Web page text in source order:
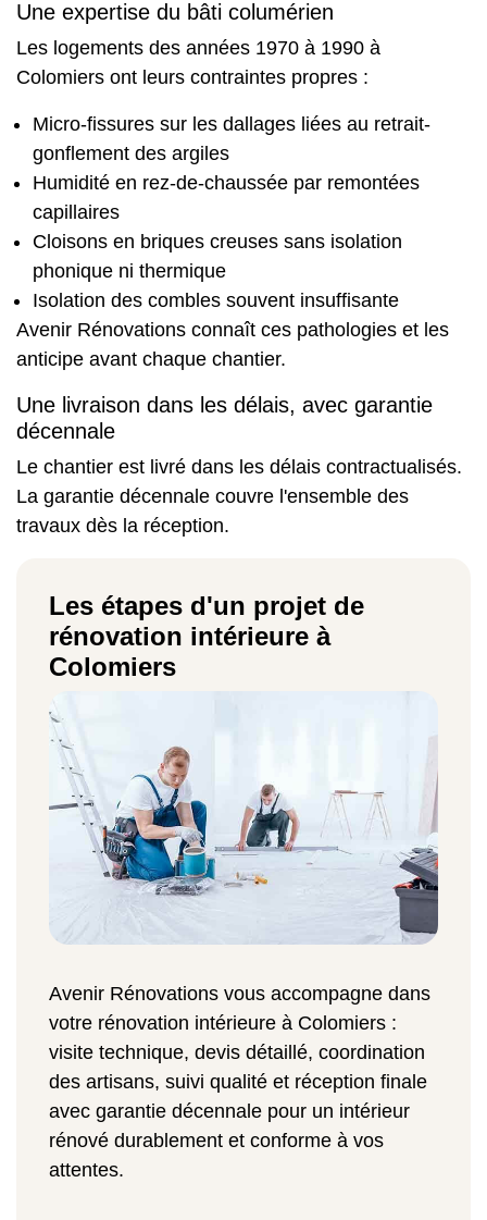
Une expertise du bâti columérien
Les logements des années 1970 à 1990 à
Colomiers ont leurs contraintes propres :
Micro-fissures sur les dallages liées au retrait-
gonflement des argiles
Humidité en rez-de-chaussée par remontées
capillaires
Cloisons en briques creuses sans isolation
phonique ni thermique
Isolation des combles souvent insuffisante
Avenir Rénovations connaît ces pathologies et les
anticipe avant chaque chantier.
Une livraison dans les délais, avec garantie
décennale
Le chantier est livré dans les délais contractualisés.
La garantie décennale couvre l'ensemble des
travaux dès la réception.
Les étapes d'un projet de
rénovation intérieure à
Colomiers
Avenir Rénovations vous accompagne dans
votre rénovation intérieure à Colomiers :
visite technique, devis détaillé, coordination
des artisans, suivi qualité et réception finale
avec garantie décennale pour un intérieur
rénové durablement et conforme à vos
attentes.